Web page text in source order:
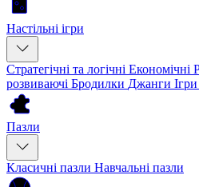
Настільні ігри
Стратегічні та логічні Економічні
розвиваючі Бродилки Джанги
Пазли
Класичні пазли Навчальні пазли